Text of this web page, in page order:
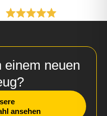
einem neuen
ansehen